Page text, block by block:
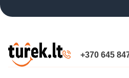
+370 645